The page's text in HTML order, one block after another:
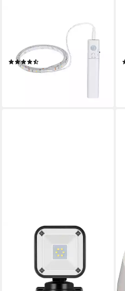
LED Stripe LED Strip 1m 2W
156lm/m 3000K, 1-flammig,
batteriebetrieben
ab 14,73 €